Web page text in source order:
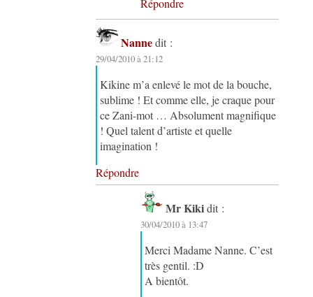
Répondre
Nanne dit :
29/04/2010 à 21:12
Kikine m’a enlevé le mot de la bouche,
sublime ! Et comme elle, je craque pour
ce Zani-mot … Absolument magnifique
! Quel talent d’artiste et quelle
imagination !
Répondre
Mr Kiki dit :
30/04/2010 à 13:47
Merci Madame Nanne. C’est
très gentil. :D
A bientôt.